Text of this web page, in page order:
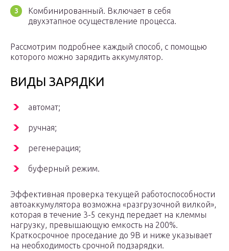
Комбинированный. Включает в себя
двухэтапное осуществление процесса.
Рассмотрим подробнее каждый способ, с помощью
которого можно зарядить аккумулятор.
ВИДЫ ЗАРЯДКИ
автомат;
ручная;
регенерация;
буферный режим.
Эффективная проверка текущей работоспособности
автоаккумулятора возможна «разгрузочной вилкой»,
которая в течение 3-5 секунд передает на клеммы
нагрузку, превышающую емкость на 200%.
Краткосрочное проседание до 9В и ниже указывает
на необходимость срочной подзарядки.